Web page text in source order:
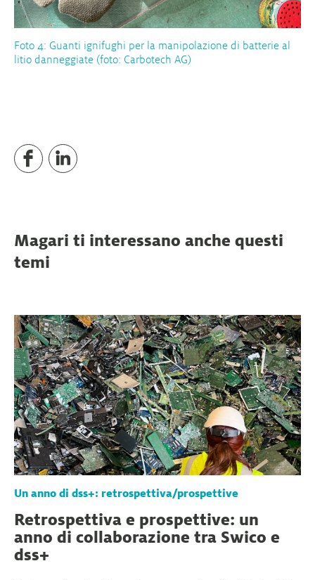
Foto 4: Guanti ignifughi per la manipolazione di batterie al
litio danneggiate (foto: Carbotech AG)
Magari ti interessano anche questi
temi
Un anno di dss+: retrospettiva/prospettive
Retrospettiva e prospettive: un
anno di collaborazione tra Swico e
dss+